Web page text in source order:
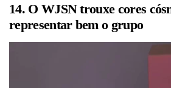
14. O WJSN trouxe cores
representar bem o grupo